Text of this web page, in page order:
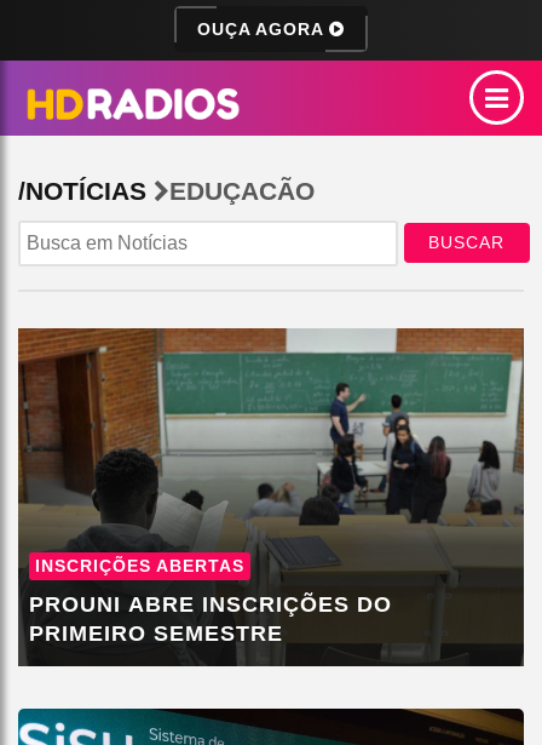
OUÇA AGORA
/NOTÍCIAS EDUÇACÃO
BUSCAR
INSCRIÇÕES ABERTAS
PROUNI ABRE INSCRIÇÕES DO
PRIMEIRO SEMESTRE